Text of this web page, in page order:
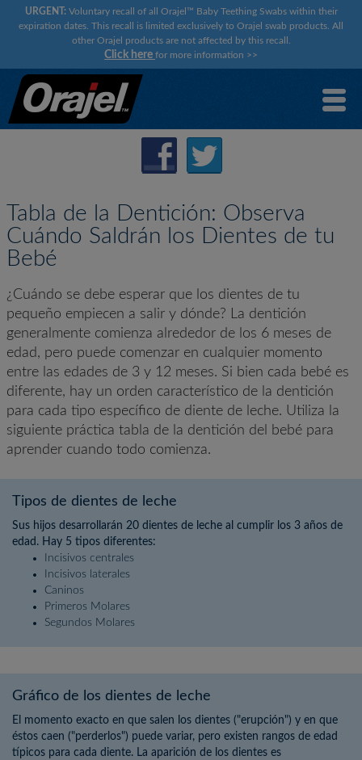
URGENT:Voluntary recall of all Orajel™ Baby Teething Swabs within their
expiration dates. This recall is limited exclusively to Orajel swab products. All
other Orajel products are not affected by this recall.
Click here for more information >>
Tabla de la Dentición: Observa
Cuándo Saldrán los Dientes de tu
Bebé
¿Cuándo se debe esperar que los dientes de tu
pequeño empiecen a salir y dónde? La dentición
generalmente comienza alrededor de los 6 meses de
edad, pero puede comenzar en cualquier momento
entre las edades de 3 y 12 meses. Si bien cada bebé es
diferente, hay un orden característico de la dentición
para cada tipo específico de diente de leche. Utiliza la
siguiente práctica tabla de la dentición del bebé para
aprender cuando todo comienza.
Tipos de dientes de leche
Sus hijos desarrollarán 20 dientes de leche al cumplir los 3 años de
edad. Hay 5 tipos diferentes:
Incisivos centrales
Incisivos laterales
Caninos
Primeros Molares
Segundos Molares
Gráfico de los dientes de leche
El momento exacto en que salen los dientes ("erupción") y en que
éstos caen ("perderlos") puede variar, pero existen rangos de edad
típicos para cada diente. La aparición de los dientes es